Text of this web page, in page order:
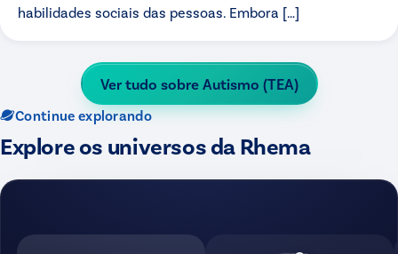
habilidades sociais das pessoas. Embora […]
Ver tudo sobre Autismo (TEA)
Continue explorando
Explore os universos da Rhema